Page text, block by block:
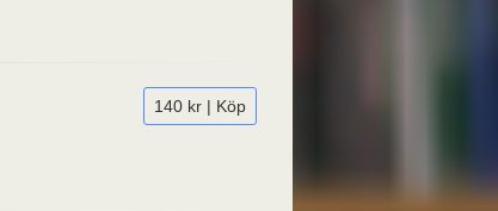
140 kr | Köp